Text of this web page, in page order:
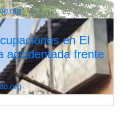
en El
accidentada frente